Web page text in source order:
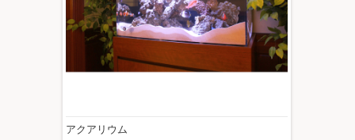
アクアリウム